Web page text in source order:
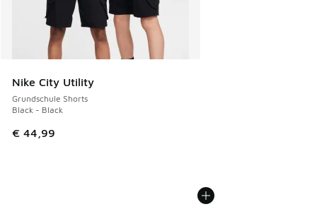
Nike City Utility
Grundschule Shorts
Black - Black
€ 44,99